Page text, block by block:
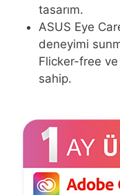
tasarım.
ASUS Eye
deneyimi
Flicker-free
sahip.